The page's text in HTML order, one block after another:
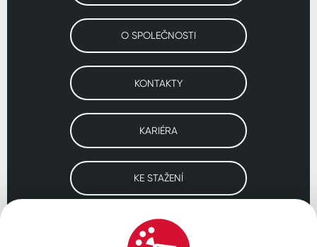
O SPOLEČNOSTI
KONTAKTY
KARIÉRA
KE STAŽENÍ
Navštivte naše pobočky